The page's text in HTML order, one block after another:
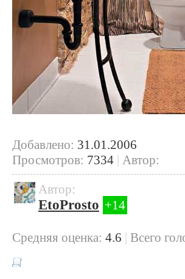
Добавлено: 31.01.2006
Просмотров: 7334 | Автор:
Автор:
EtoProsto +14
Cредняя оценка: 4.6 | Всего